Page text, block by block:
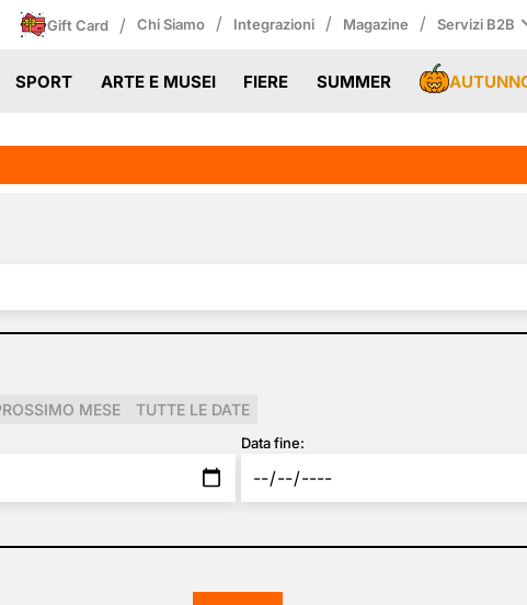
Gift Card / Chi Siamo / Integrazioni / Magazine / Servizi B2B
SPORT ARTE E MUSEI FIERE SUMMER
MESE TUTTE LE DATE
Data fine: